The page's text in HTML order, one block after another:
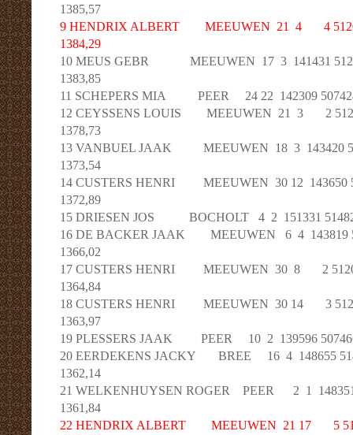
1385,57
9 HENDRIX ALBERT MEEUWEN 21 4 4
1384,29
10 MEUS GEBR MEEUWEN 17 3 141431
1383,85
11 SCHEPERS MIA PEER 24 22 142309
12 CEYSSENS LOUIS MEEUWEN 21 3 2
1378,73
13 VANBUEL JAAK MEEUWEN 18 3 143420
1373,54
14 CUSTERS HENRI MEEUWEN 30 12 143650
1372,89
15 DRIESEN JOS BOCHOLT 4 2 151331
16 DE BACKER JAAK MEEUWEN 6 4 143819
1366,02
17 CUSTERS HENRI MEEUWEN 30 8 2
1364,84
18 CUSTERS HENRI MEEUWEN 30 14 3
1363,97
19 PLESSERS JAAK PEER 10 2 139596
20 EERDEKENS JACKY BREE 16 4 148655
1362,14
21 WELKENHUYSEN ROGER PEER 2 1 148351
1361,84
22 HENDRIX ALBERT MEEUWEN 21 17 5